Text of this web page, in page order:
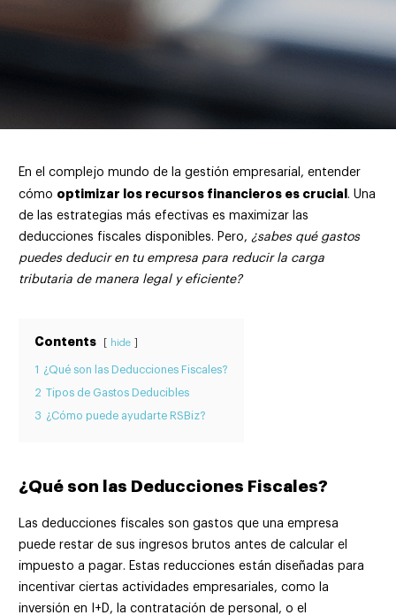
En el complejo mundo de la gestión empresarial, entender
cómo optimizar los recursos financieros es crucial . Una
de las estrategias más efectivas es maximizar las
deducciones fiscales disponibles. Pero, ¿sabes qué gastos
puedes deducir en tu empresa para reducir la carga
tributaria de manera legal y eficiente?
Contents hide
1 ¿Qué son las Deducciones Fiscales?
2 Tipos de Gastos Deducibles
3 ¿Cómo puede ayudarte RSBiz?
¿Qué son las Deducciones Fiscales?
Las deducciones fiscales son gastos que una empresa
puede restar de sus ingresos brutos antes de calcular el
impuesto a pagar. Estas reducciones están diseñadas para
incentivar ciertas actividades empresariales, como la
inversión en I+D, la contratación de personal, o el